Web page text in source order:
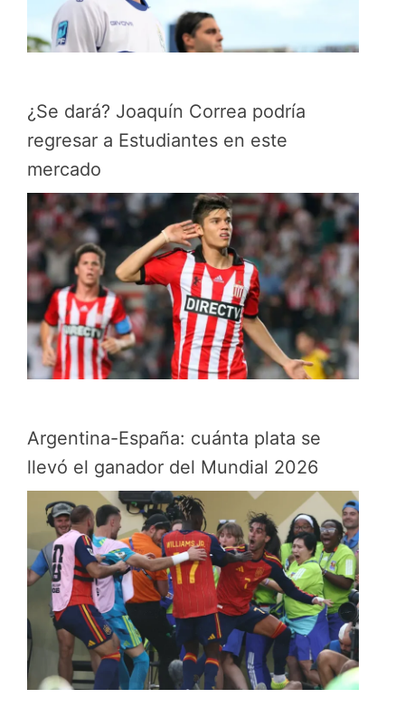
¿Se dará? Joaquín Correa podría
regresar a Estudiantes en este
mercado
Argentina-España: cuánta plata se
llevó el ganador del Mundial 2026